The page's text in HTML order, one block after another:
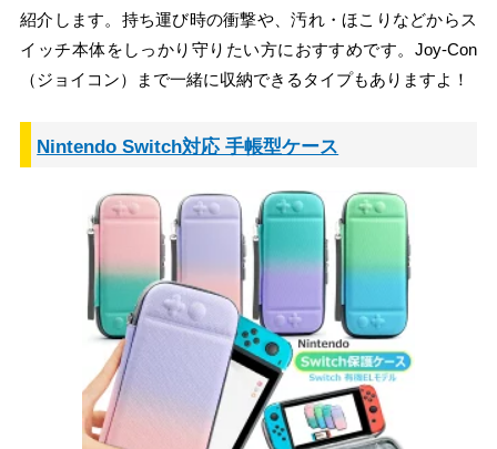
紹介します。持ち運び時の衝撃や、汚れ・ほこりなどからス
イッチ本体をしっかり守りたい方におすすめです。Joy-Con
（ジョイコン）まで一緒に収納できるタイプもありますよ！
Nintendo Switch対応 手帳型ケース